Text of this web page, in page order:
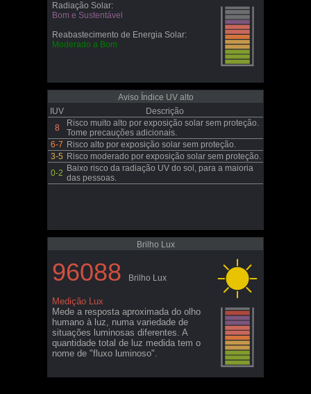
Radiação Solar:
Bom e Sustentável
Reabastecimento de Energia Solar:
Moderado a Bom
Aviso Índice UV alto
IUV
Descrição
8
Risco muito alto por exposição solar sem proteção.
Tome precauções adicionais.
6-7 Risco alto por exposição solar sem proteção.
3-5 Risco moderado por exposição solar sem proteção.
0-2 Baixo risco da radiação UV do sol, para a maioria
das pessoas.
Brilho Lux
96088 Brilho Lux
Medição Lux
Mede a resposta aproximada do olho
humano à luz, numa variedade de
situações luminosas diferentes. A
quantidade total de luz medida tem o
nome de "fluxo luminoso".